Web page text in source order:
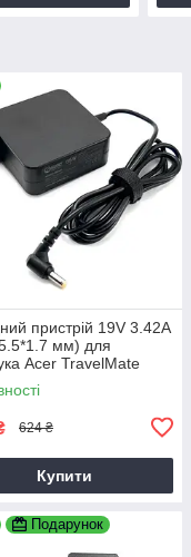
пристрій 19V 3.42A
мм) для
Acer TravelMate
G2-M
624 ₴
Купити
Подарунок